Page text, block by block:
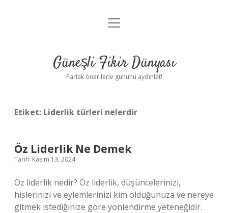
Anasayfa
Yasal Uyarı
menüyü
Güneşli Fikir Dünyası
Parlak önerilerle gününü aydınlat!
Etiket: Liderlik türleri nelerdir
Öz Liderlik Ne Demek
Tarih: Kasım 13, 2024
Öz liderlik nedir? Öz liderlik, düşüncelerinizi,
hislerinizi ve eylemlerinizi kim olduğunuza ve nereye
gitmek istediğinize göre yönlendirme yeteneğidir.